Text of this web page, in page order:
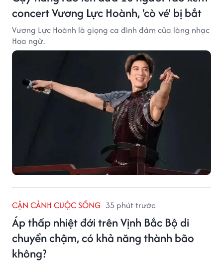
concert Vương Lực Hoành, 'cò vé' bị bắt
Vương Lực Hoành là giọng ca đình đám của làng nhạc
Hoa ngữ.
CẬN CẢNH CUỘC SỐNG 35 phút trước
Áp thấp nhiệt đới trên Vịnh Bắc Bộ di
chuyển chậm, có khả năng thành bão
không?